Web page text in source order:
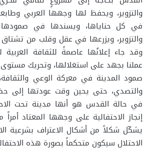
والتزوير، ويحفظ لها وجهها العربي
في كل حناياها، ويسندها في صمودها
والتزوير، ويزرعها في عقل وقلب من
وقد جاء إعلانُها عاصمةً للثقافة
عملنا بجهد على استغلالها، وتحريك
صمود المدينة في معركة الوعي
والتصدي، حتى يحين وقت عودتها إلى
في حالة القدس هو أنها مدينة تحت
إنجاز الاحتفالية على وجهها المعتاد
يشكّل شكلاً من أشكال الاعتراف بشرعية
الاحتلال سيكون متحكماً بصورة هذه